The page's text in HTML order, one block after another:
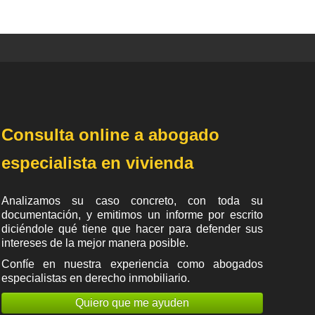
Consulta online a abogado
especialista en vivienda
Analizamos su caso concreto, con toda su
documentación, y emitimos un informe por escrito
diciéndole qué tiene que hacer para defender sus
intereses de la mejor manera posible.
Confíe en nuestra experiencia como abogados
especialistas en derecho inmobiliario.
Quiero que me ayuden